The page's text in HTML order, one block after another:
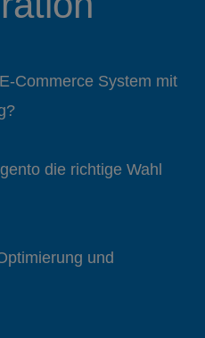
Commerce System mit
die richtige Wahl
und